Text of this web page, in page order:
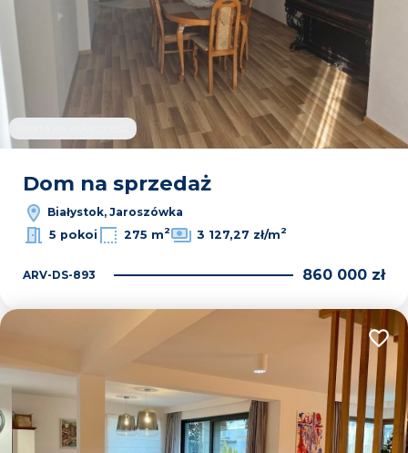
Dom na sprzedaż
Białystok, Jaroszówka
5 pokoi
275 m2 3 127,27 zł/m2
ARV-DS-893 860 000 zł